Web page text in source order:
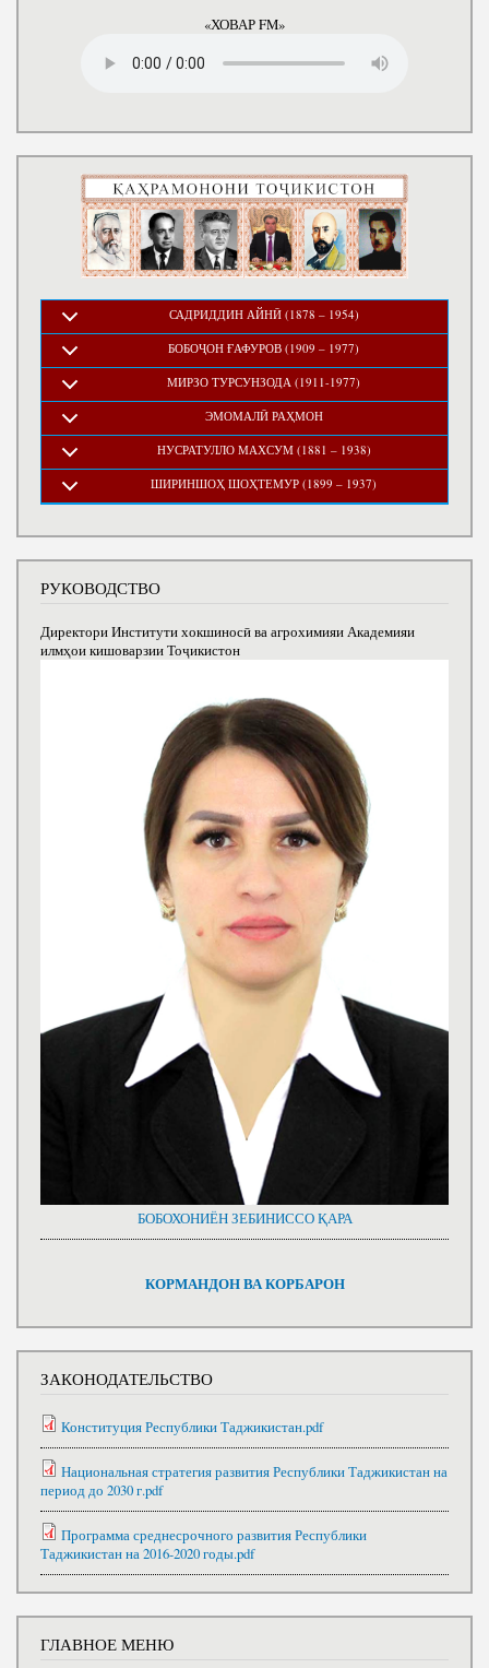
«ХОВАР FM»
САДРИДДИН АЙНӢ (1878 – 1954)
БОБОҶОН ҒАФУРОВ (1909 – 1977)
МИРЗО ТУРСУНЗОДА (1911-1977)
ЭМОМАЛӢ РАҲМОН
НУСРАТУЛЛО МАХСУМ (1881 – 1938)
ШИРИНШОҲ ШОҲТЕМУР (1899 – 1937)
РУКОВОДСТВО
Директори Институти хокшиносӣ ва агрохимияи Академияи
илмҳои кишоварзии Тоҷикистон
БОБОХОНИЁН ЗЕБИНИССО ҚАРА
КОРМАНДОН ВА КОРБАРОН
ЗАКОНОДАТЕЛЬСТВО
Конституция Республики Таджикистан.pdf
Национальная стратегия развития Республики Таджикистан на
период до 2030 г.pdf
Программа среднесрочного развития Республики
Таджикистан на 2016-2020 годы.pdf
ГЛАВНОЕ МЕНЮ